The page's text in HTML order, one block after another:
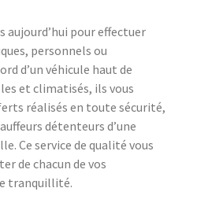
aujourd’hui pour effectuer
personnels ou
d’un véhicule haut de
et climatisés, ils vous
réalisés en toute sécurité,
détenteurs d’une
Ce service de qualité vous
de chacun de vos
tranquillité.